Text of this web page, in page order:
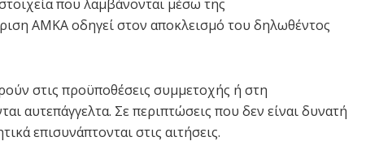
που λαμβάνονται μέσω της
ΑΜΚΑ οδηγεί στον αποκλεισμό του δηλωθέντος
στις προϋποθέσεις συμμετοχής ή στη
αυτεπάγγελτα. Σε περιπτώσεις που δεν είναι δυνατή
επισυνάπτονται στις αιτήσεις.